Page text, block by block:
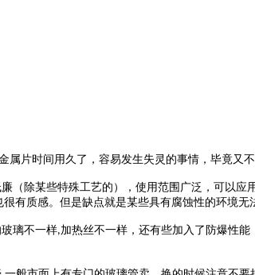
片时间用久了，容易发生失灵的事情，毕竟又
（除某些特殊工艺的），使用范围广泛，可以
很有质感。 但是缺点就是某些具有腐蚀性的环境无
璃不一样,加热丝不一样，还有些加入了防爆性